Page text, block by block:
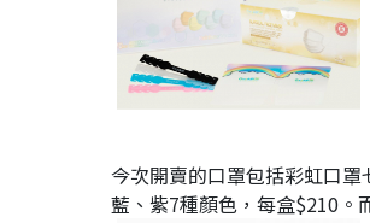
今次開賣的口罩包括彩虹口
藍、紫7種顏色，每盒$210。